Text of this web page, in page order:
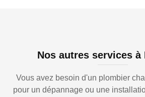
Nos autres services à
Vous avez besoin d'un plombier
pour un dépannage ou une